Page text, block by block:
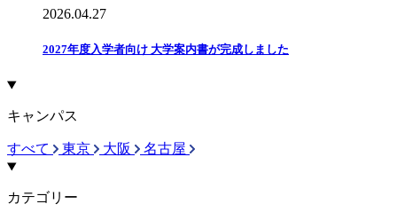
2026.04.27
2027年度入学者向け 大学案内書が完成しました
キャンパス
すべて 東京 大阪 名古屋
カテゴリー